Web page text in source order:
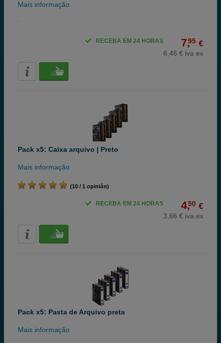
Mais informação
7,95 €
6,46 € iva ex
RECEBA EM 24 HORAS
Pack x5: Caixa arquivo | Preto
Mais informação
(10 / 1 opinión)
4,50 €
3,66 € iva ex
RECEBA EM 24 HORAS
Pack x5: Pasta de Arquivo preta
Mais informação